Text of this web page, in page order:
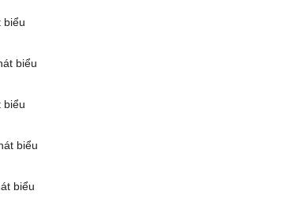
biểu
biểu
biểu
biểu
biểu